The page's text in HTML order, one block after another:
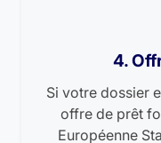
4.
Si votre dossier
offre de prêt
Européenne